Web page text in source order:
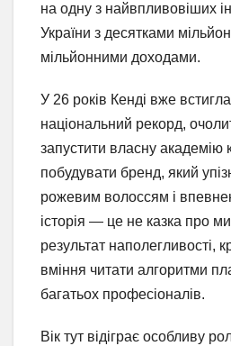
на одну з найвпливовіших
України з десятками
мільйонними доходами.
У 26 років Кенді вже
національний рекорд,
запустити власну академію
побудувати бренд, який
рожевим волоссям і
історія — це не казка про
результат наполегливості,
вміння читати алгоритми
багатьох професіоналів.
Вік тут відіграє особливу